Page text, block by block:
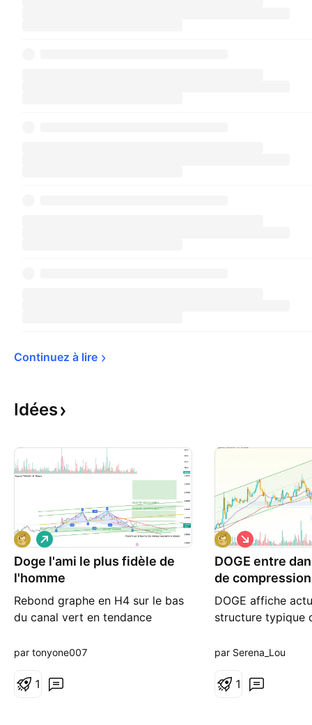
Continuez à lire
Idées
Doge l'ami le plus fidèle de
l'homme
Rebond graphe en H4 sur le bas
du canal vert en tendance
petit canal red pour poursuivre le
c'est 4 etf et number 9 au
L
o
n
g
par tonyone007
1
DOGE entre
de compression
DOGE affiche
structure typique
baisse des
zone latérale
S
h
o
t
par Serena_Lou
1